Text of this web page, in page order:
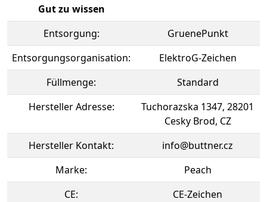
Gut zu wissen
Entsorgung:
GruenePunkt
Entsorgungsorganisation:
ElektroG-Zeichen
Füllmenge:
Standard
Hersteller Adresse:
Tuchorazska 1347, 28201
Cesky Brod, CZ
Hersteller Kontakt:
info@buttner.cz
Marke:
Peach
CE:
CE-Zeichen